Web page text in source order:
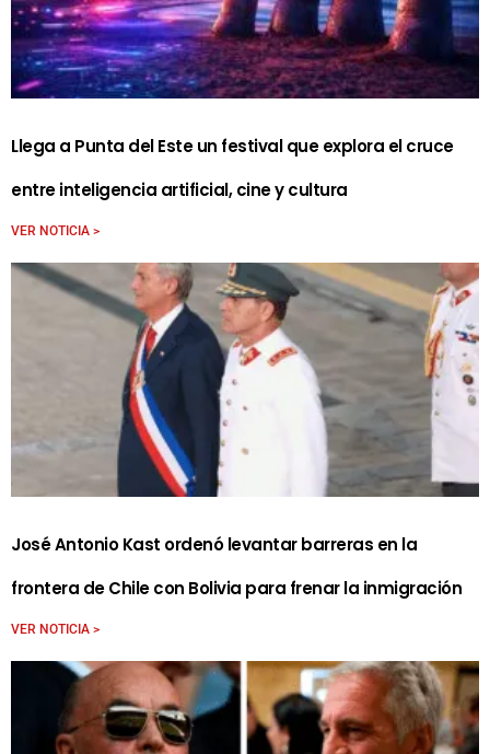
Llega a Punta del Este un festival que explora el cruce
entre inteligencia artificial, cine y cultura
VER NOTICIA >
José Antonio Kast ordenó levantar barreras en la
frontera de Chile con Bolivia para frenar la inmigración
VER NOTICIA >